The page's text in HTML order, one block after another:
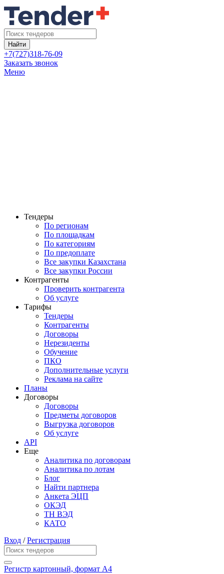
Найти
+7(727)318-76-09
Заказать звонок
Меню
Тендеры
По регионам
По площадкам
По категориям
По предоплате
Все закупки Казахстана
Все закупки России
Контрагенты
Проверить контрагента
Об услуге
Тарифы
Тендеры
Контрагенты
Договоры
Нерезиденты
Обучение
ПКО
Дополнительные услуги
Реклама на сайте
Планы
Договоры
Договоры
Предметы договоров
Выгрузка договоров
Об услуге
API
Еще
Аналитика по договорам
Аналитика по лотам
Блог
Найти партнера
Анкета ЭЦП
ОКЭД
ТН ВЭД
КАТО
Вход /Регистрация
Регистр картонный, формат А4